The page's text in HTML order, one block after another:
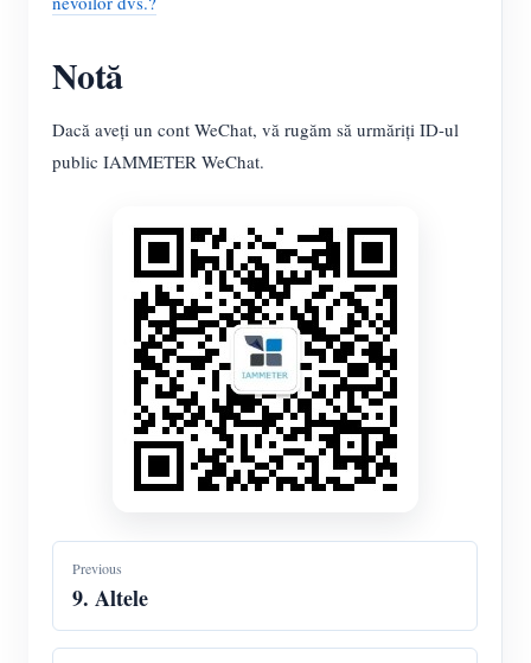
Notă
Dacă aveți un cont WeChat, vă rugăm să urmăriți ID-ul
public IAMMETER WeChat.
Previous
9. Altele